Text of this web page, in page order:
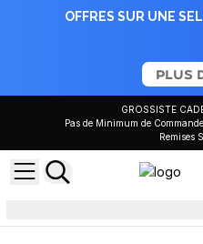
OFFRES SUR UNE
PLUS
GROSSISTE
Pas de Minimum de Commande
Remises